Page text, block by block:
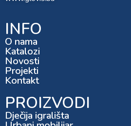
INFO
O nama
Katalozi
Novosti
Projekti
Kontakt
PROIZVODI
Dječija igrališta